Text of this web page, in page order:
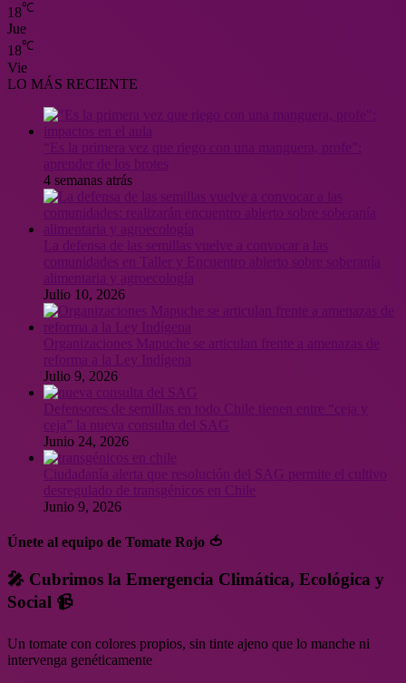
18℃
Jue
18℃
Vie
LO MÁS RECIENTE
4 semanas atrás
Julio 10, 2026
Organizaciones Mapuche se articulan frente a amenazas de
Julio 9, 2026
Junio 24, 2026
Ciudadanía alerta que resolución del SAG permite el cultivo
desregulado de transgénicos en Chile
Junio 9, 2026
Únete al equipo de Tomate Rojo 🍅
🎤 Cubrimos la Emergencia Climática, Ecológica y
Social 📹
Un tomate con colores propios, sin tinte ajeno que lo manche ni
intervenga genéticamente